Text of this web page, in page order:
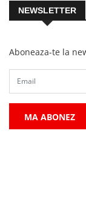
NEWSLETTER
Aboneaza-te la
MA ABONEZ